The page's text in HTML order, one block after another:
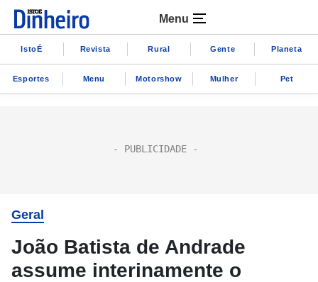
Menu
IstoÉ Revista Rural Gente Planeta
Esportes Menu Motorshow Mulher Pet
Geral
João Batista de Andrade
assume interinamente o